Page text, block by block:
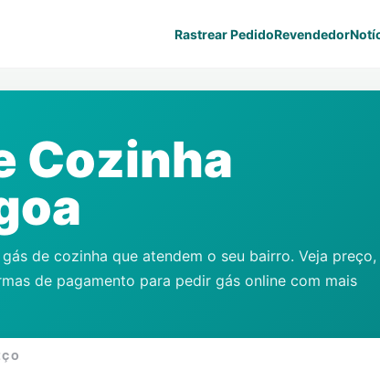
Rastrear PedidoRevendedor
Cozinha
de cozinha que atendem o seu bairro. Veja preço,
de pagamento para pedir gás online com mais